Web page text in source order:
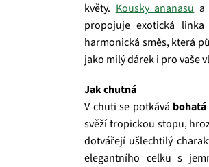
květy. Kousky ananasu a
propojuje exotická linka
harmonická směs, která
jako milý dárek i pro vaše
Jak chutná
V chuti se potkává
svěží tropickou stopu,
dotvářejí ušlechtilý
elegantního celku s